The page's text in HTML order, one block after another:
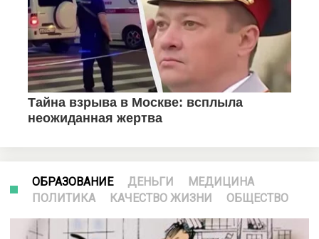
ОБРАЗОВАНИЕ ДЕНЬГИ
МЕДИЦИНА
ПОЛИТИКА
КАЧЕСТВО ЖИЗНИ ОБЩЕСТВО